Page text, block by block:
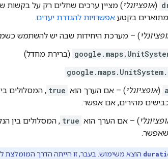
(אופציונלי) מציין ערכים שחלים רק על בקשות
בקטע אפשרויות להגדרת יעדים.
) – מערכת היחידות שבה יש להשתמש
(ברירת מחדל)
(אופציונלי) – אם הערך הוא true , המסלולים
מהירים, אם אפשר.
) – אם הערך הוא true , המסלולים בין
הוצא משימוש.